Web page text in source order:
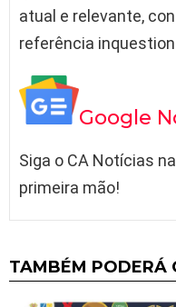
atual e relevante,
referência
Google
Siga o CA Notícias
primeira mão!
TAMBÉM PODERÁ